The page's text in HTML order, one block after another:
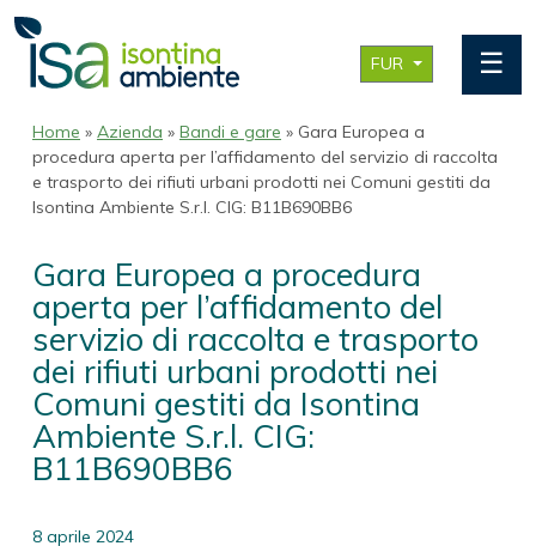
FUR ☰
Home » Azienda » Bandi e gare » Gara Europea a
procedura aperta per l’affidamento del servizio di raccolta
e trasporto dei rifiuti urbani prodotti nei Comuni gestiti da
Isontina Ambiente S.r.l. CIG: B11B690BB6
Gara Europea a procedura
aperta per l’affidamento del
servizio di raccolta e trasporto
dei rifiuti urbani prodotti nei
Comuni gestiti da Isontina
Ambiente S.r.l. CIG:
B11B690BB6
8 aprile 2024